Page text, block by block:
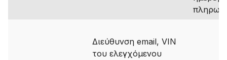
Διεύθυνση email, VIN
του ελεγχόμενου